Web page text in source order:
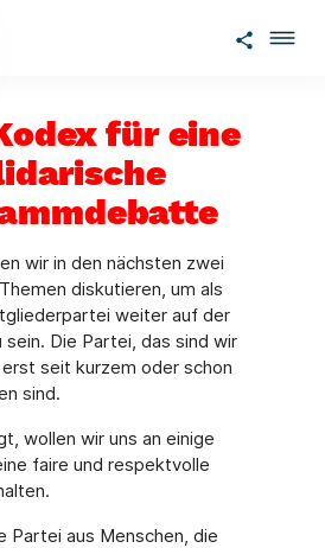
für eine
wir in den nächsten zwei
diskutieren, um als
weiter auf der
sein. Die Partei, das sind wir
seit kurzem oder schon
sind.
wollen wir uns an einige
faire und respektvolle
Partei aus Menschen, die